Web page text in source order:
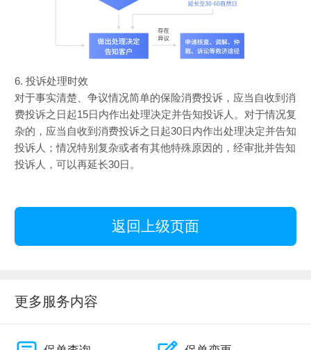
6. 投诉处理时效
对于事实清楚、争议情况简单的保险消费投诉，应当自收到消
费投诉之日起15日内作出处理决定并告知投诉人。对于情况复
杂的，应当自收到消费投诉之日起30日内作出处理决定并告知
投诉人；情况特别复杂或者有其他特殊原因的，经审批并告知
投诉人，可以再延长30日。
返回上级页面
更多服务内容